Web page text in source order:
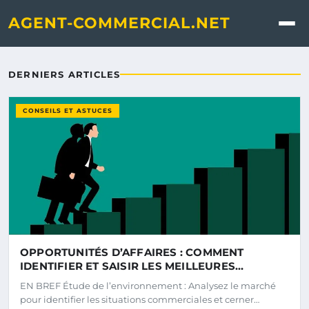
Agent-commercial.net - Le
AGENT-COMMERCIAL.NET
DERNIERS ARTICLES
CONSEILS ET ASTUCES
OPPORTUNITÉS D’AFFAIRES : COMMENT
IDENTIFIER ET SAISIR LES MEILLEURES
OCCASIONS SUR LE MARCHÉ
EN BREF Étude de l’environnement : Analysez le marché
pour identifier les situations commerciales et cerner…